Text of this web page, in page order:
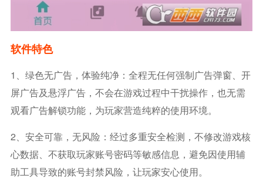
软件特色
1、绿色无广告，体验纯净：全程无任何强制广告弹窗、开
屏广告及悬浮广告，不会在游戏过程中干扰操作，也无需
观看广告解锁功能，为玩家营造纯粹的使用环境。
2、安全可靠，无风险：经过多重安全检测，不修改游戏核
心数据、不获取玩家账号密码等敏感信息，避免因使用辅
助工具导致的账号封禁风险，让玩家安心使用。